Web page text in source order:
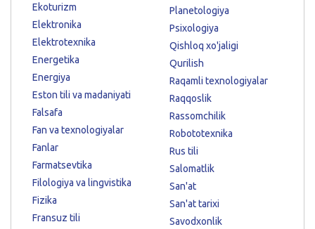
Ekoturizm
Elektronika
Elektrotexnika
Energetika
Energiya
Eston tili va madaniyati
Falsafa
Fan va texnologiyalar
Fanlar
Farmatsevtika
Filologiya va lingvistika
Fizika
Fransuz tili
Planetologiya
Psixologiya
Qishloq xo'jaligi
Qurilish
Raqamli texnologiyalar
Raqqoslik
Rassomchilik
Robototexnika
Rus tili
Salomatlik
San'at
San'at tarixi
Savodxonlik